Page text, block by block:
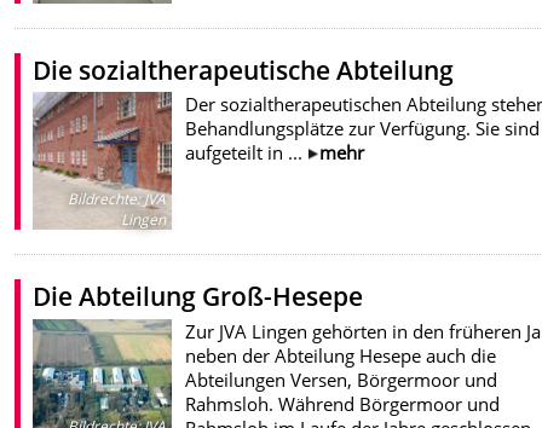
Die sozialtherapeutische Abteilung
Bildrechte:JVA
Lingen
Der sozialtherapeutischen Abteilung
Behandlungsplätze zur Verfügung. Sie sind
aufgeteilt in ...
mehr
Die Abteilung Groß-Hesepe
Zur JVA Lingen gehörten in den früheren
neben der Abteilung Hesepe auch die
Abteilungen Versen, Börgermoor und
Rahmsloh. Während Börgermoor und